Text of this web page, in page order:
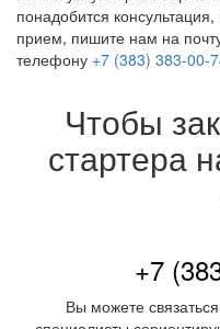
понадобится
прием, пишите нам на
телефону +7 (383) 383-00-
Чтобы
стартера
+7
Вы можете